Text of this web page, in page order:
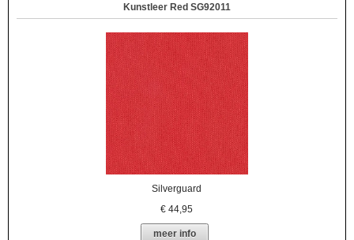
Kunstleer Red SG92011
Silverguard
€44,95
meer info